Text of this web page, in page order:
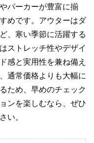
パーカーが豊富に揃
めです。アウターはダ
、寒い季節に活躍する
ストレッチ性やデザイ
感と実用性を兼ね備え
通常価格よりも大幅に
ため、早めのチェック
ンを楽しむなら、ぜひ
い。